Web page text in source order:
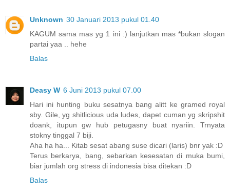
Unknown 30 Januari 2013 pukul 01.40
KAGUM sama mas yg 1 ini :) lanjutkan mas *bukan slogan
partai yaa .. hehe
Balas
Deasy W 6 Juni 2013 pukul 07.00
Hari ini hunting buku sesatnya bang alitt ke gramed royal
sby. Gile, yg shitlicious uda ludes, dapet cuman yg skripshit
doank, itupun gw hub petugasny buat nyariin. Trnyata
stokny tinggal 7 biji.
Aha ha ha... Kitab sesat abang suse dicari (laris) bnr yak :D
Terus berkarya, bang, sebarkan kesesatan di muka bumi,
biar jumlah org stress di indonesia bisa ditekan :D
Balas